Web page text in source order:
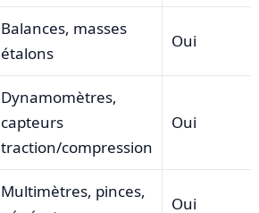
Balances, masses
étalons
Oui
Dynamomètres,
capteurs
traction/compression
Oui
Multimètres, pinces,
Oui